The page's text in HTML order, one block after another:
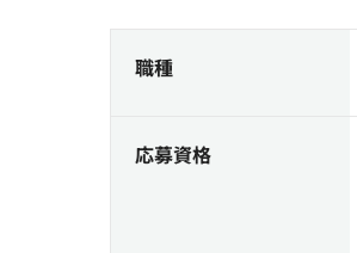
職種
応募資格